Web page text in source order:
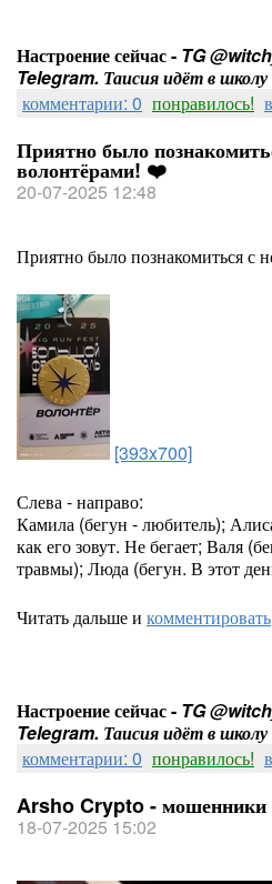
Настроение сейчас - TG
Telegram. Таисия идёт в школу
комментарии: 0 понравилось!
Приятно было
волонтёрами! ❤️
20-07-2025 12:48
Приятно было познакомиться
[393x700]
Слева - направо:
Камила (бегун - любитель);
как его зовут. Не бегает; Валя
травмы); Люда (бегун. В этот
Читать дальше и комментировать
Настроение сейчас - TG
Telegram. Таисия идёт в школу
комментарии: 0 понравилось!
Arsho Crypto - мошенники
18-07-2025 15:02